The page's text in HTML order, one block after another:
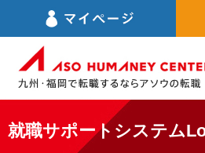
就職サポートシステム